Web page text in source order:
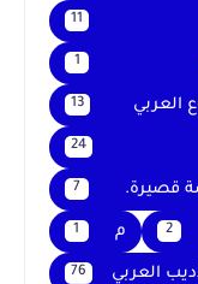
11
1
العربي 13
24
قصيرة. 7
2 م 1
العربي 76